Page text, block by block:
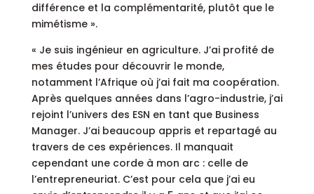
différence et la complémentarité, plutôt que le
mimétisme ».
« Je suis ingénieur en agriculture. J’ai profité de
mes études pour découvrir le monde,
notamment l’Afrique où j’ai fait ma coopération.
Après quelques années dans l’agro-industrie, j’ai
rejoint l’univers des ESN en tant que Business
Manager. J’ai beaucoup appris et repartagé au
travers de ces expériences. Il manquait
cependant une corde à mon arc : celle de
l’entrepreneuriat. C’est pour cela que j’ai eu